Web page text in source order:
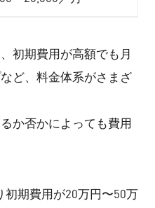
初期費用が高額でも月
ど、料金体系がさまざ
か否かによっても費用
初期費用が20万円〜50万